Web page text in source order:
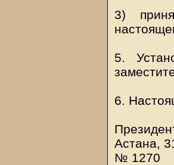
3)
5.
6.
Астана,
№ 1270